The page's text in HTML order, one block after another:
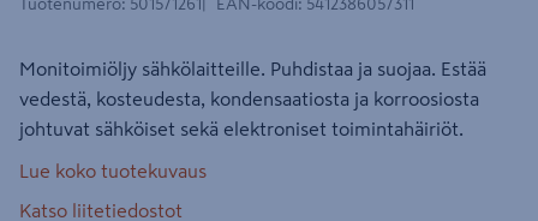
Tuotenumero: 501571261 EAN-koodi: 5412386057311
Monitoimiöljy sähkölaitteille. Puhdistaa ja suojaa. Estää
vedestä, kosteudesta, kondensaatiosta ja korroosiosta
johtuvat sähköiset sekä elektroniset toimintahäiriöt.
Lue koko tuotekuvaus
Katso liitetiedostot